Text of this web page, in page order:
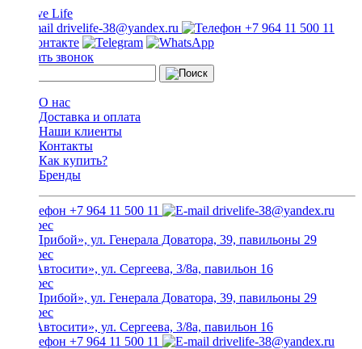
drivelife-38@yandex.ru +7 964 11 500 11
Заказать звонок
О нас
Доставка и оплата
Наши клиенты
Контакты
Как купить?
Бренды
+7 964 11 500 11 drivelife-38@yandex.ru
ТЦ «Прибой», ул. Генерала Доватора, 39, павильоны 29
ТЦ «Автосити», ул. Сергеева, 3/8а, павильон 16
ТЦ «Прибой», ул. Генерала Доватора, 39, павильоны 29
ТЦ «Автосити», ул. Сергеева, 3/8а, павильон 16
+7 964 11 500 11
drivelife-38@yandex.ru